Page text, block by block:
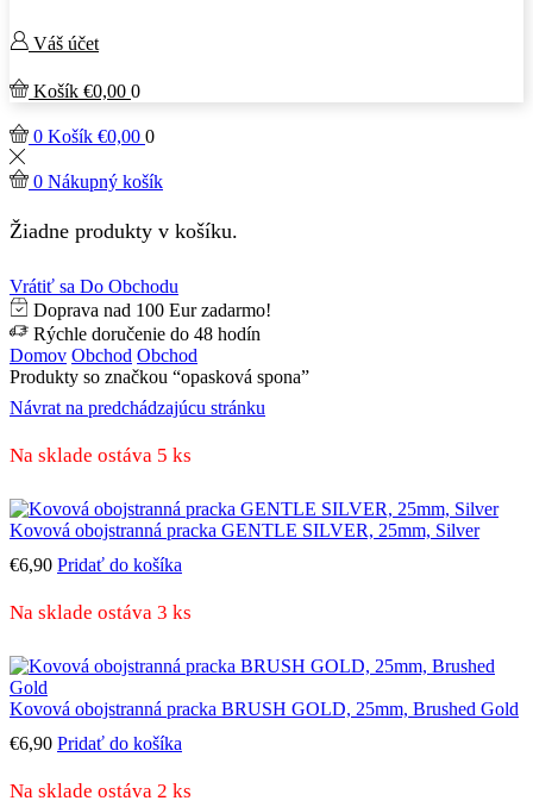
Váš účet
Košík €0,00 0
0 Košík €0,00 0
0 Nákupný košík
Žiadne produkty v košíku.
Vrátiť sa Do Obchodu
Doprava nad 100 Eur zadarmo!
Rýchle doručenie do 48 hodín
Domov Obchod Obchod
Produkty so značkou “opasková spona”
Návrat na predchádzajúcu stránku
Na sklade ostáva 5 ks
Kovová obojstranná pracka GENTLE SILVER, 25mm, Silver
€6,90 Pridať do košíka
Na sklade ostáva 3 ks
Kovová obojstranná pracka BRUSH GOLD, 25mm, Brushed Gold
€6,90 Pridať do košíka
Na sklade ostáva 2 ks